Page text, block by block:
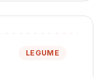
LEGUME